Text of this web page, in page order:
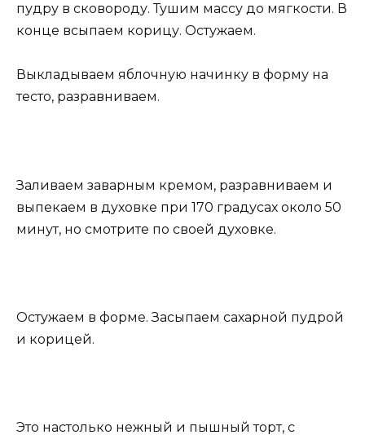
пудру в сковороду. Тушим массу до мягкости. В
конце всыпаем корицу. Остужаем.
Выкладываем яблочную начинку в форму на
тесто, разравниваем.
Заливаем заварным кремом, разравниваем и
выпекаем в духовке при 170 градусах около 50
минут, но смотрите по своей духовке.
Остужаем в форме. Засыпаем сахарной пудрой
и корицей.
Это настолько нежный и пышный торт, с